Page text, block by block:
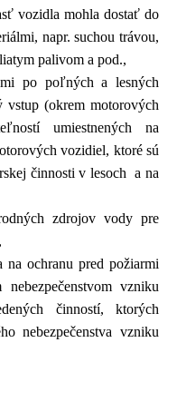
vozidla mohla dostať do
napr. suchou trávou,
palivom a pod.,
po poľných a lesných
vstup (okrem motorových
umiestnených na
vozidiel, ktoré sú
činnosti v lesoch a na
zdrojov vody pre
na ochranu pred požiarmi
vzniku
činností, ktorých
nebezpečenstva vzniku